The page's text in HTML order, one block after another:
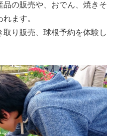
品の販売や、おでん、焼きそ
ます。
り販売、球根予約を体験し